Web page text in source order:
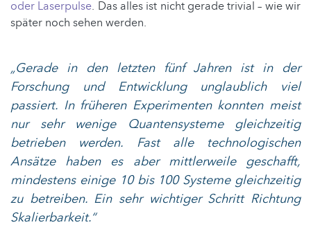
oder Laserpulse. Das alles ist nicht gerade trivial – wie wir
später noch sehen werden.
„Gerade in den letzten fünf Jahren ist in der
Forschung und Entwicklung unglaublich viel
passiert. In früheren Experimenten konnten meist
nur sehr wenige Quantensysteme gleichzeitig
betrieben werden. Fast alle technologischen
Ansätze haben es aber mittlerweile geschafft,
mindestens einige 10 bis 100 Systeme gleichzeitig
zu betreiben. Ein sehr wichtiger Schritt Richtung
Skalierbarkeit.“